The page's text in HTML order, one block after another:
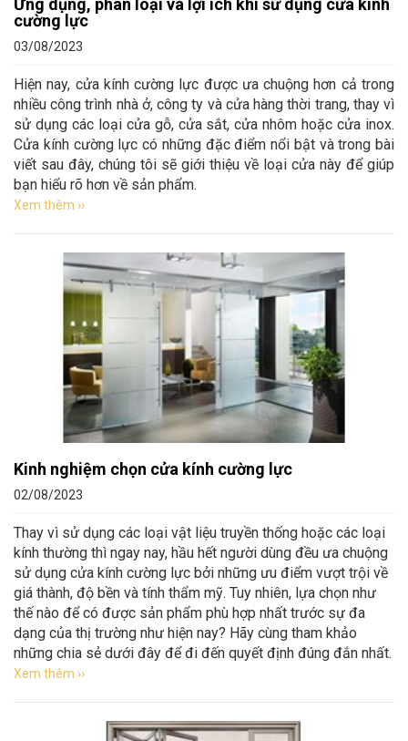
Ứng dụng, phân loại và lợi ích khi sử dụng cửa kính
cường lực
03/08/2023
Hiện nay, cửa kính cường lực được ưa chuộng hơn cả trong
nhiều công trình nhà ở, công ty và cửa hàng thời trang, thay vì
sử dụng các loại cửa gỗ, cửa sắt, cửa nhôm hoặc cửa inox.
Cửa kính cường lực có những đặc điểm nổi bật và trong bài
viết sau đây, chúng tôi sẽ giới thiệu về loại cửa này để giúp
bạn hiểu rõ hơn về sản phẩm.
Xem thêm ››
Kinh nghiệm chọn cửa kính cường lực
02/08/2023
Thay vì sử dụng các loại vật liệu truyền thống hoặc các loại
kính thường thì ngay nay, hầu hết người dùng đều ưa chuộng
sử dụng cửa kính cường lực bởi những ưu điểm vượt trội về
giá thành, độ bền và tính thẩm mỹ. Tuy nhiên, lựa chọn như
thế nào để có được sản phẩm phù hợp nhất trước sự đa
dạng của thị trường như hiện nay? Hãy cùng tham khảo
những chia sẻ dưới đây để đi đến quyết định đúng đắn nhất.
Xem thêm ››